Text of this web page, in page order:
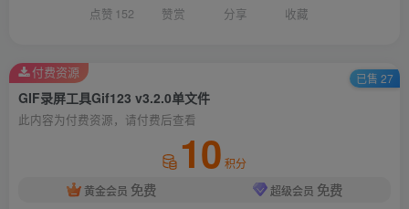
点赞 152 赞赏 分享 收藏
GIF录屏工具Gif123 v3.2.0单文件
此内容为付费资源，请付费后查看
10 积分
黄金会员 免费 超级会员 免费
付费资源 已售 27